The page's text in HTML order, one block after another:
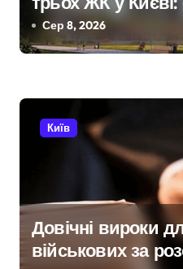
а
п
и
телефони
покинув місто
Сер 8, 2026
Київ
Довічні вироки
військових за